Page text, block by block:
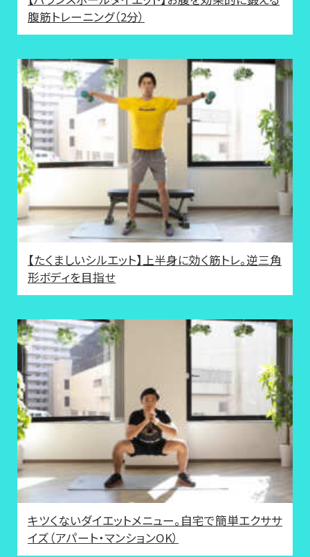
腹筋トレーニング（2分）
【たくましいシルエット】上半身に効く筋トレ。逆三角
形ボディを目指せ
キツくないダイエットメニュー。自宅で簡単エクササ
イズ（アパート・マンションOK）